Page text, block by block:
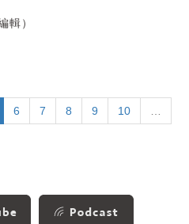
輯）
6 7 8 9 10